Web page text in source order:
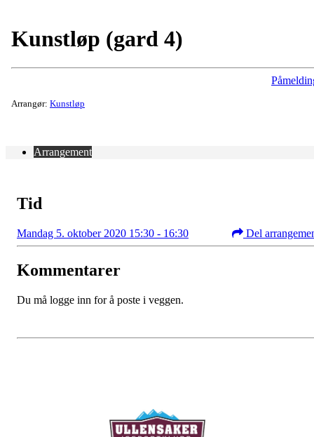
Kunstløp (gard 4)
Arrangør: Kunstløp
Arrangement
Tid
Mandag 5. oktober 2020 15:30 - 16:30 Del
Kommentarer
Du må logge inn for å poste i veggen.